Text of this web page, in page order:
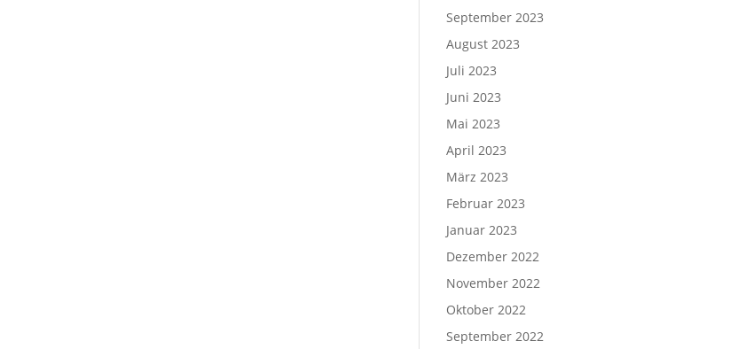
September 2023
August 2023
Juli 2023
Juni 2023
Mai 2023
April 2023
März 2023
Februar 2023
Januar 2023
Dezember 2022
November 2022
Oktober 2022
September 2022